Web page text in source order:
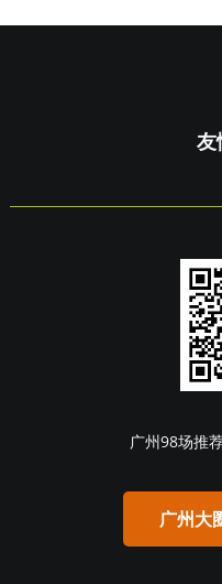
友
广州98场推
广州大